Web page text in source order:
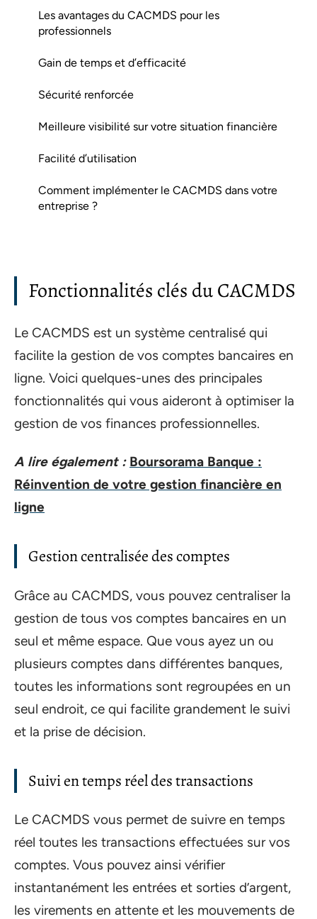
Les avantages du CACMDS pour les
professionnels
Gain de temps et d’efficacité
Sécurité renforcée
Meilleure visibilité sur votre situation financière
Facilité d’utilisation
Comment implémenter le CACMDS dans votre
entreprise ?
Fonctionnalités clés du CACMDS
Le CACMDS est un système centralisé qui
facilite la gestion de vos comptes bancaires en
ligne. Voici quelques-unes des principales
fonctionnalités qui vous aideront à optimiser la
gestion de vos finances professionnelles.
A lire également : Boursorama Banque :
Réinvention de votre gestion financière en
ligne
Gestion centralisée des comptes
Grâce au CACMDS, vous pouvez centraliser la
gestion de tous vos comptes bancaires en un
seul et même espace. Que vous ayez un ou
plusieurs comptes dans différentes banques,
toutes les informations sont regroupées en un
seul endroit, ce qui facilite grandement le suivi
et la prise de décision.
Suivi en temps réel des transactions
Le CACMDS vous permet de suivre en temps
réel toutes les transactions effectuées sur vos
comptes. Vous pouvez ainsi vérifier
instantanément les entrées et sorties d’argent,
les virements en attente et les mouvements de